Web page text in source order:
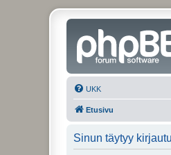
UKK
Etusivu
Sinun täytyy